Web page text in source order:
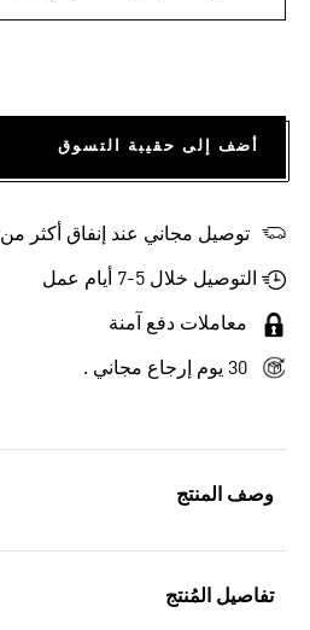
وصف المنتج
تفاصيل المُنتج
أضف إلى حقيبة التسوق
توصيل مجاني عند إنفاق أكثر من 400 ر.ق
التوصيل خلال 5-7 أيام عمل
معاملات دفع آمنة